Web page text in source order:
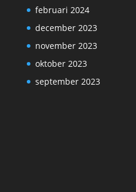
februari 2024
december 2023
november 2023
oktober 2023
september 2023